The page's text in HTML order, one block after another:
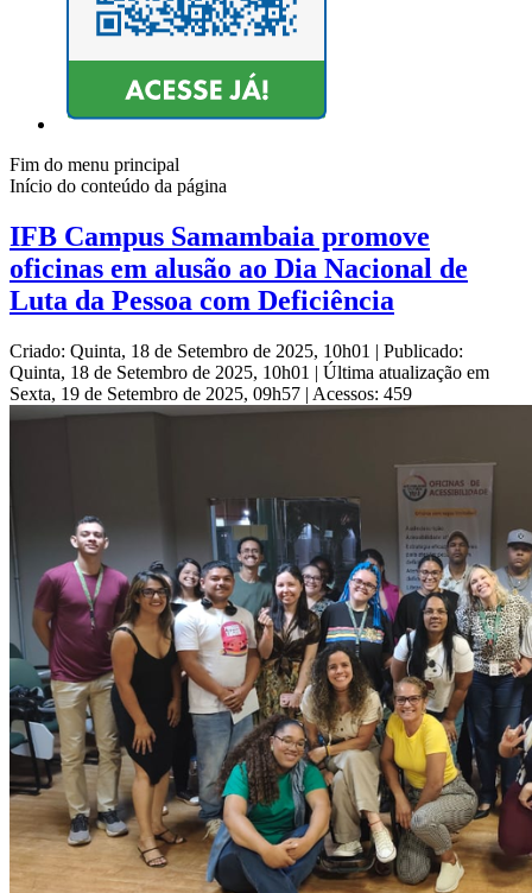
Fim do menu principal
Início do conteúdo da página
IFB Campus Samambaia promove
oficinas em alusão ao Dia Nacional de
Luta da Pessoa com Deficiência
Criado: Quinta, 18 de Setembro de 2025, 10h01 | Publicado:
Quinta, 18 de Setembro de 2025, 10h01 | Última atualização em
Sexta, 19 de Setembro de 2025, 09h57 | Acessos: 459